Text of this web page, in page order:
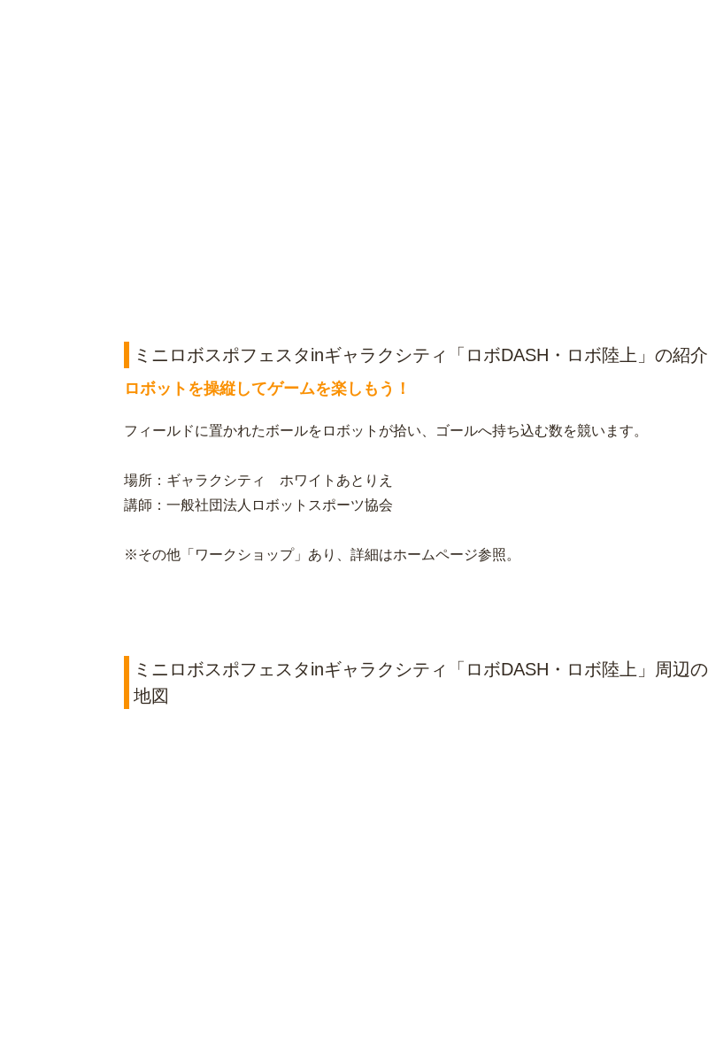
ミニロボスポフェスタinギャラクシティ「ロボDASH・ロボ陸上」の紹介
ロボットを操縦してゲームを楽しもう！
フィールドに置かれたボールをロボットが拾い、ゴールへ持ち込む数を競います。
場所：ギャラクシティ ホワイトあとりえ
講師：一般社団法人ロボットスポーツ協会
※その他「ワークショップ」あり、詳細はホームページ参照。
ミニロボスポフェスタinギャラクシティ「ロボDASH・ロボ陸上」周辺の
地図